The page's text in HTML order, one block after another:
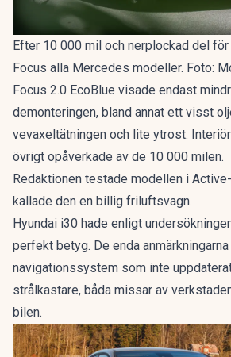
Efter 10 000 mil och nerplockad del
Focus alla Mercedes modeller. Foto:
Focus 2.0 EcoBlue visade endast
demonteringen, bland annat ett visst
vevaxeltätningen och lite ytrost.
övrigt opåverkade av de 10 000 milen.
Redaktionen testade modellen i
kallade den en billig friluftsvagn.
Hyundai i30 hade enligt
perfekt betyg. De enda
navigationssystem som inte
strålkastare, båda missar av
bilen.